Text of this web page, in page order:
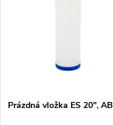
Prázdná vložka ES 20", AB